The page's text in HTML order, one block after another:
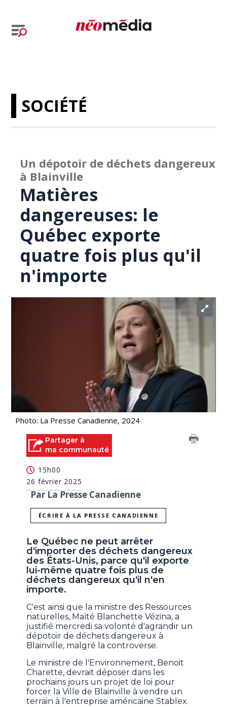
SOCIÉTÉ
Un dépotoir de déchets dangereux
à Blainville
Matières
dangereuses: le
Québec exporte
quatre fois plus qu'il
n'importe
Photo: La Presse Canadienne, 2024
Partager à
ma communauté
15h00
26 février 2025
Par La Presse Canadienne
ÉCRIRE À LA PRESSE CANADIENNE
Le Québec ne peut arrêter
d'importer des déchets dangereux
des États-Unis, parce qu'il exporte
lui-même quatre fois plus de
déchets dangereux qu'il n'en
importe.
C'est ainsi que la ministre des Ressources
naturelles, Maïté Blanchette Vézina, a
justifié mercredi sa volonté d'agrandir un
dépotoir de déchets dangereux à
Blainville, malgré la controverse.
Le ministre de l'Environnement, Benoit
Charette, devrait déposer dans les
prochains jours un projet de loi pour
forcer la Ville de Blainville à vendre un
terrain à l'entreprise américaine Stablex.